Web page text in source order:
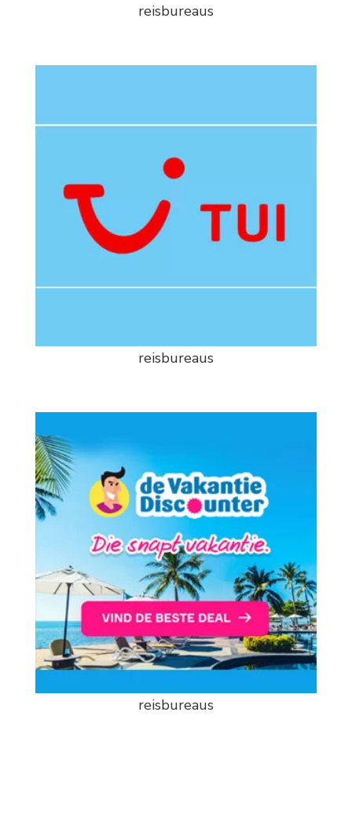
reisbureaus
reisbureaus
reisbureaus